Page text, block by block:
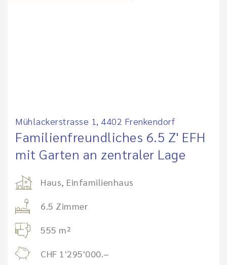
Mühlackerstrasse 1, 4402 Frenkendorf
Familienfreundliches 6.5 Z' EFH
mit Garten an zentraler Lage
Haus, Einfamilienhaus
6.5 Zimmer
555 m²
CHF 1'295'000.–